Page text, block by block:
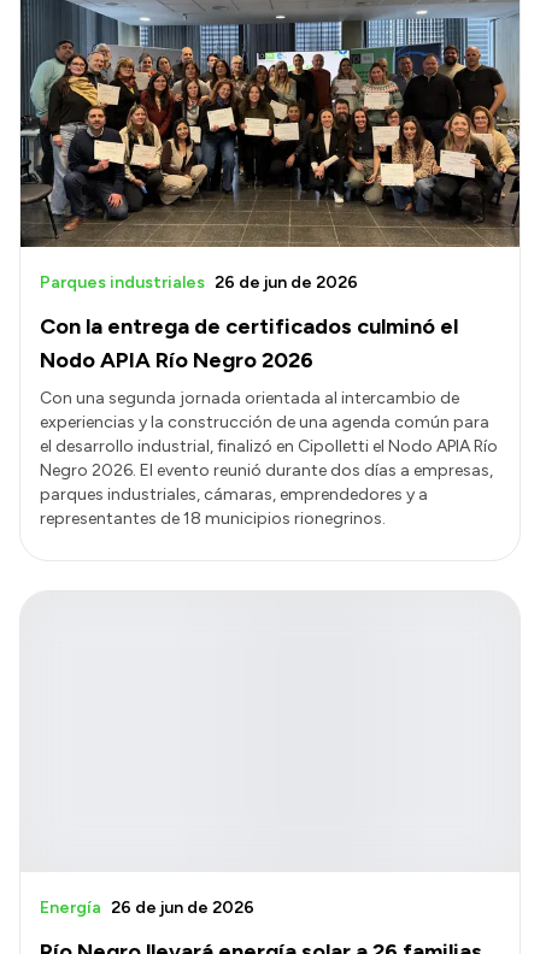
Con la entrega de certificados culminó el
Nodo APIA Río Negro 2026
Parques industriales 26 de jun de 2026
Con una segunda jornada orientada al intercambio de
experiencias y la construcción de una agenda común para
el desarrollo industrial, finalizó en Cipolletti el Nodo APIA Río
Negro 2026. El evento reunió durante dos días a empresas,
parques industriales, cámaras, emprendedores y a
representantes de 18 municipios rionegrinos.
Energía 26 de jun de 2026